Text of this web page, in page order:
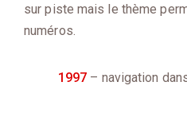
sur piste mais le thème
numéros.
1997 – navigation